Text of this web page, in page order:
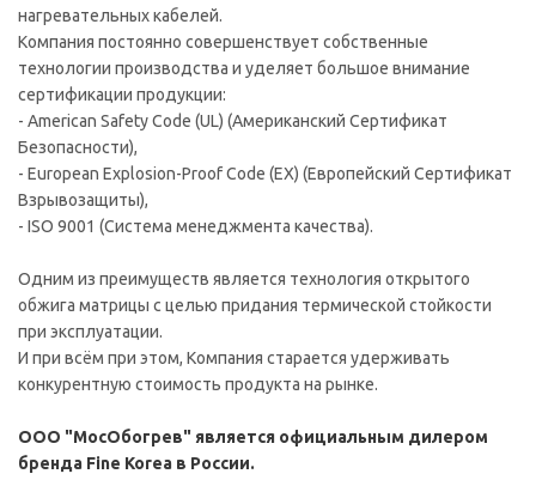
нагревательных кабелей.
Компания постоянно совершенствует собственные
технологии производства и уделяет большое внимание
сертификации продукции:
- American Safety Code (UL) (Американский Сертификат
Безопасности),
- European Explosion-Proof Code (EX) (Европейский Сертификат
Взрывозащиты),
- ISO 9001 (Система менеджмента качества).
Одним из преимуществ является технология открытого
обжига матрицы с целью придания термической стойкости
при эксплуатации.
И при всём при этом, Компания старается удерживать
конкурентную стоимость продукта на рынке.
ООО "МосОбогрев" является официальным дилером
бренда Fine Korea в России.